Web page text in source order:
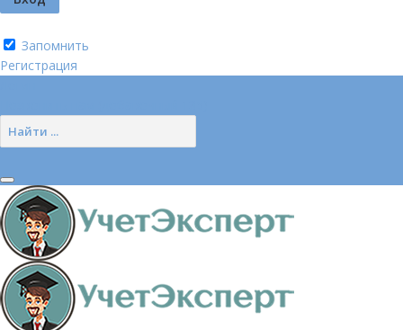
Запомнить
Регистрация